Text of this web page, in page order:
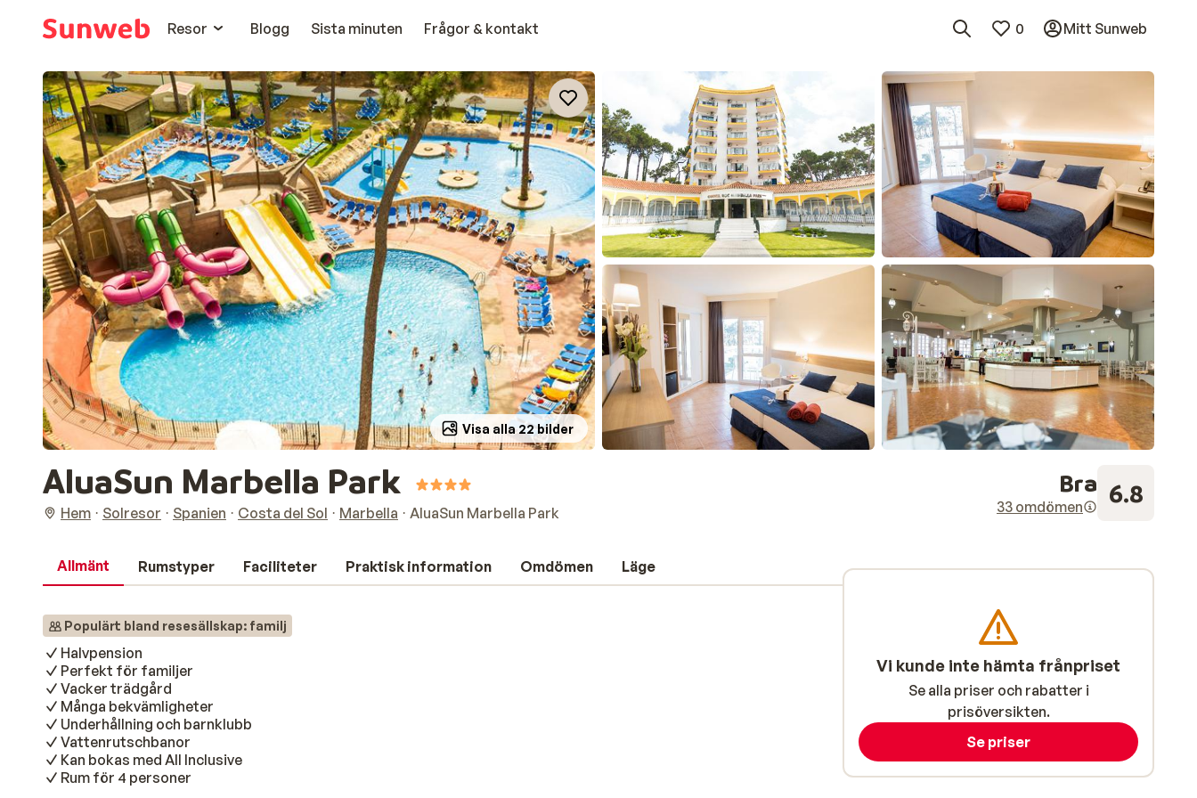
Resor
Blogg Sista minuten Frågor & kontakt 0 Mitt Sunweb
Visa alla 22 bilder
AluaSun Marbella Park
Hem Solresor Spanien Costa del Sol Marbella AluaSun Marbella Park
Bra
33 omdömen 6.8
Allmänt Rumstyper Faciliteter Praktisk information Omdömen Läge
Populärt bland resesällskap: familj
Halvpension
Perfekt för familjer
Vacker trädgård
Många bekvämligheter
Underhållning och barnklubb
Vattenrutschbanor
Kan bokas med All Inclusive
Rum för 4 personer
Vi kunde inte hämta frånpriset
Se alla priser och rabatter i
prisöversikten.
Se priser